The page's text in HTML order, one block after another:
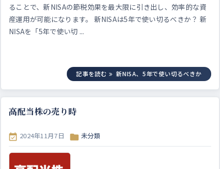
ることで、新NISAの節税効果を最大限に引き出し、効率的な資
産運用が可能になります。 新NISAは5年で使い切るべきか？ 新
NISAを「5年で使い切 ...
記事を読む 新NISA、5年で使い切るべきか
高配当株の売り時
 2024年11月7日  未分類